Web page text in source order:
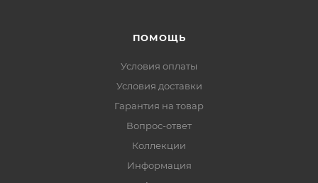
ПОМОЩЬ
Условия оплаты
Условия доставки
Гарантия на товар
Вопрос-ответ
Коллекции
Информация